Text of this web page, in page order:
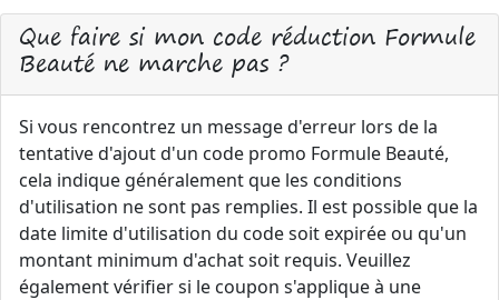
Que faire si mon code réduction Formule
Beauté ne marche pas ?
Si vous rencontrez un message d'erreur lors de la
tentative d'ajout d'un code promo Formule Beauté,
cela indique généralement que les conditions
d'utilisation ne sont pas remplies. Il est possible que la
date limite d'utilisation du code soit expirée ou qu'un
montant minimum d'achat soit requis. Veuillez
également vérifier si le coupon s'applique à une